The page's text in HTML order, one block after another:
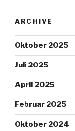
ARCHIVE
Oktober 2025
Juli 2025
April 2025
Februar 2025
Oktober 2024